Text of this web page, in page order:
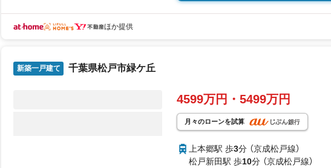
ほか提供
新築一戸建て 千葉県松戸市緑ケ丘
4599万円・5499万円
月々のローンを試算
上本郷駅 歩3分 （京成松戸線）
松戸新田駅 歩10分 （京成松戸線）